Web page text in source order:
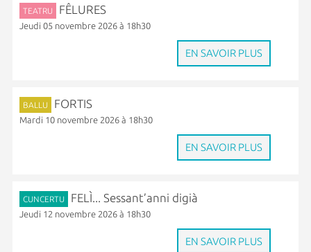
TEATRU FÊLURES
Jeudi 05 novembre 2026 à 18h30
EN SAVOIR PLUS
BALLU FORTIS
Mardi 10 novembre 2026 à 18h30
EN SAVOIR PLUS
CUNCERTU FELÌ... Sessant’anni digià
Jeudi 12 novembre 2026 à 18h30
EN SAVOIR PLUS